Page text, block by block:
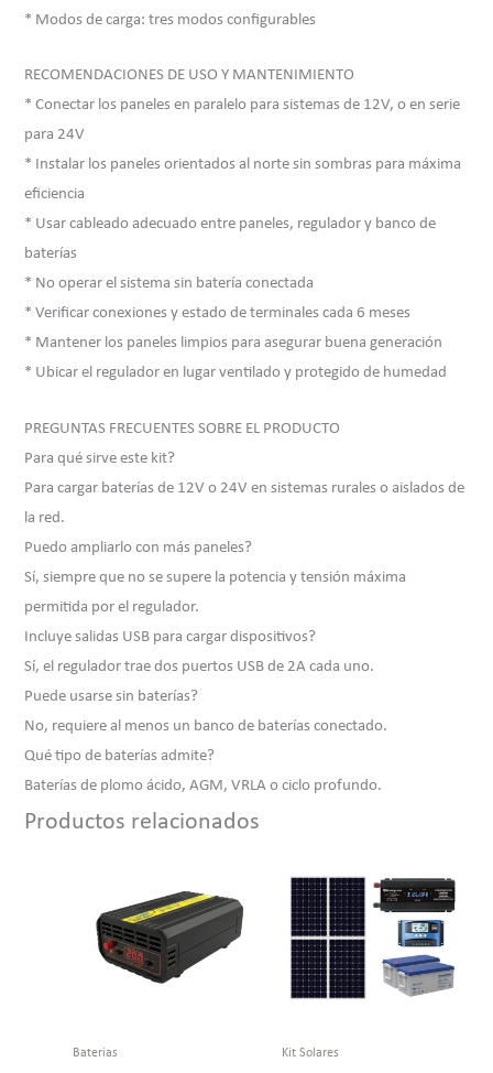
* Modos de carga: tres modos configurables
RECOMENDACIONES DE USO Y MANTENIMIENTO
* Conectar los paneles en paralelo para sistemas de 12V, o en serie
para 24V
* Instalar los paneles orientados al norte sin sombras para máxima
eficiencia
* Usar cableado adecuado entre paneles, regulador y banco de
baterías
* No operar el sistema sin batería conectada
* Verificar conexiones y estado de terminales cada 6 meses
* Mantener los paneles limpios para asegurar buena generación
* Ubicar el regulador en lugar ventilado y protegido de humedad
PREGUNTAS FRECUENTES SOBRE EL PRODUCTO
Para qué sirve este kit?
Para cargar baterías de 12V o 24V en sistemas rurales o aislados de
la red.
Puedo ampliarlo con más paneles?
Sí, siempre que no se supere la potencia y tensión máxima
permitida por el regulador.
Incluye salidas USB para cargar dispositivos?
Sí, el regulador trae dos puertos USB de 2A cada uno.
Puede usarse sin baterías?
No, requiere al menos un banco de baterías conectado.
Qué tipo de baterías admite?
Baterías de plomo ácido, AGM, VRLA o ciclo profundo.
Productos relacionados
Baterias Kit Solares